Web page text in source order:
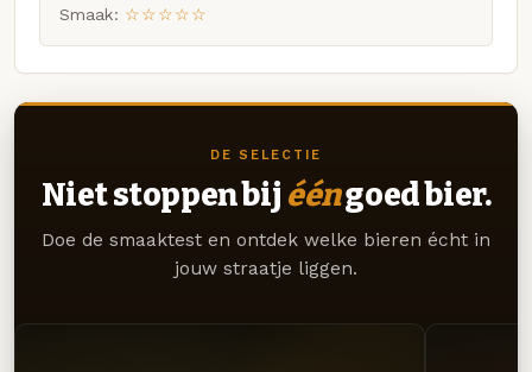
Smaak: ☆☆☆☆☆
DE SELECTIE
Niet stoppen bij ééngoed bier.
Doe de smaaktest en ontdek welke bieren écht in
jouw straatje liggen.